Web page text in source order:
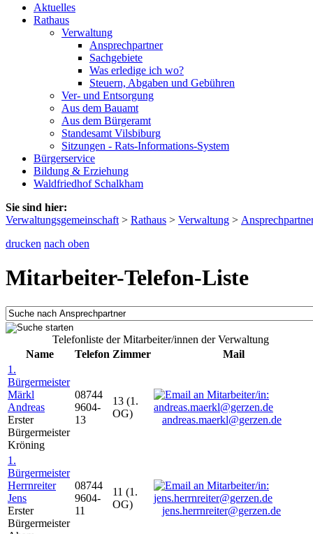
Aktuelles
Rathaus
Verwaltung
Ansprechpartner
Sachgebiete
Was erledige ich wo?
Steuern, Abgaben und Gebühren
Ver- und Entsorgung
Aus dem Bauamt
Aus dem Bürgeramt
Standesamt Vilsbiburg
Sitzungen - Rats-Informations-System
Bürgerservice
Bildung & Erziehung
Waldfriedhof Schalkham
Sie sind hier:
Verwaltungsgemeinschaft > Rathaus > Verwaltung >
drucken nach oben
Mitarbeiter-Telefon-Liste
Telefonliste der Mitarbeiter/innen der Verwaltung
Name
Telefon Zimmer
Mail
1.
Bürgermeister
Märkl
Andreas
Erster
Bürgermeister
Kröning
08744
9604-
13
13 (1.
OG)
andreas.maerkl@gerzen.de
1.
Bürgermeister
Herrnreiter
Jens
Erster
Bürgermeister
08744
9604-
11
11 (1.
OG)
jens.herrnreiter@gerzen.de